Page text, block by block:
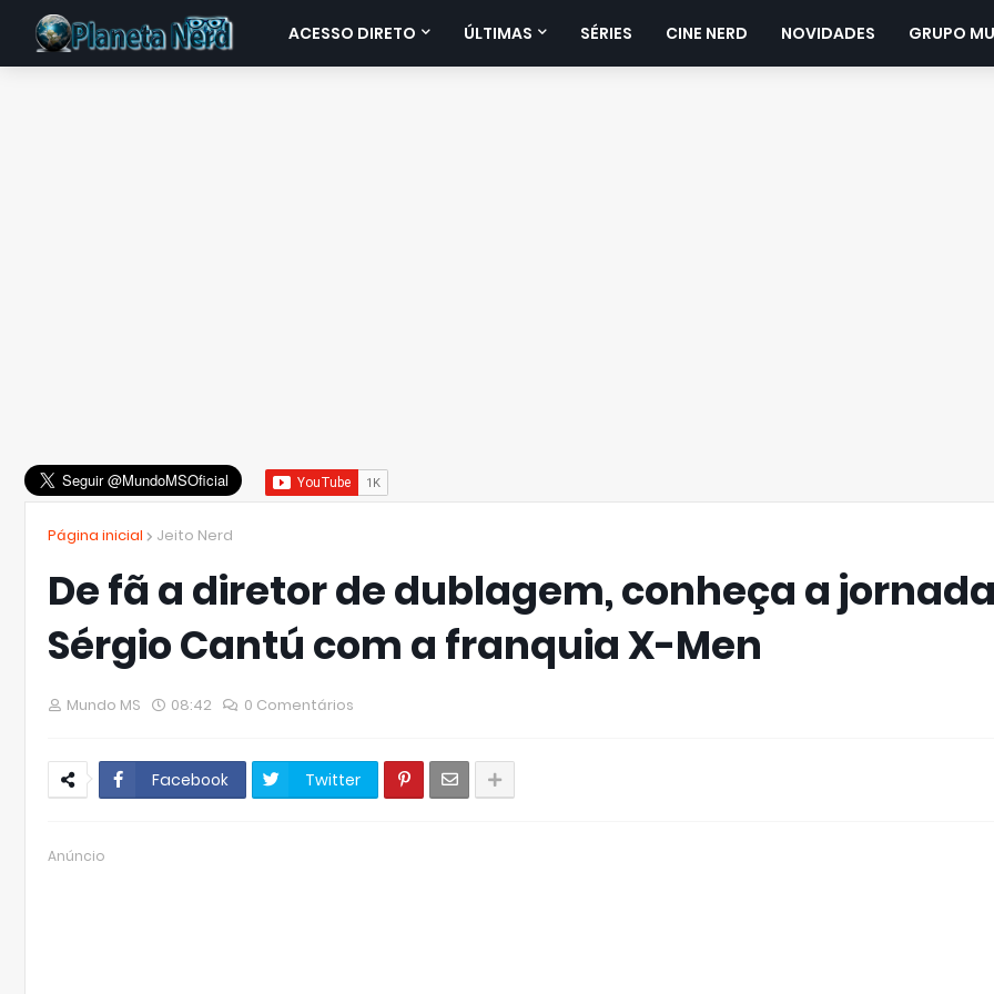
ACESSO DIRETO ÚLTIMAS SÉRIES CINE NERD NOVIDADES GRUPO
Página inicial Jeito Nerd
De fã a diretor de dublagem, conheça a
Sérgio Cantú com a franquia X-Men
Mundo MS 08:42 0 Comentários
Facebook Twitter
Anúncio